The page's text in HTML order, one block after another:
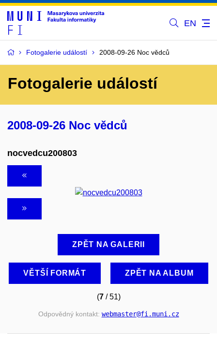
EN
Fotogalerie událostí 2008-09-26 Noc vědců
Fotogalerie událostí
2008-09-26 Noc vědců
nocvedcu200803
ZPĚT NA GALERII
VĚTŠÍ FORMÁT ZPĚT NA ALBUM
(7/ 51)
Odpovědný kontakt: webmaster@fi.muni.cz